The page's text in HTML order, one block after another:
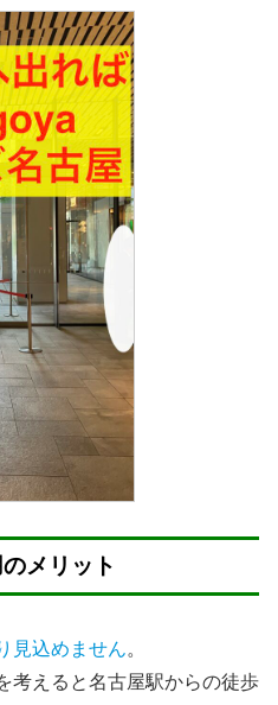
メリット
見込めません。
考えると名古屋駅からの徒歩